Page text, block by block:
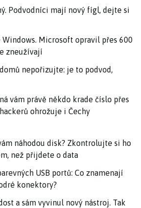
Podvodníci mají nový fígl, dejte si
Windows. Microsoft opravil přes 600
zneužívají
nepořizujte: je to podvod,
vám právě někdo krade číslo přes
ohrožuje i Čechy
náhodou disk? Zkontrolujte si ho
než přijdete o data
USB portů: Co znamenají
konektory?
a sám vyvinul nový nástroj. Tak